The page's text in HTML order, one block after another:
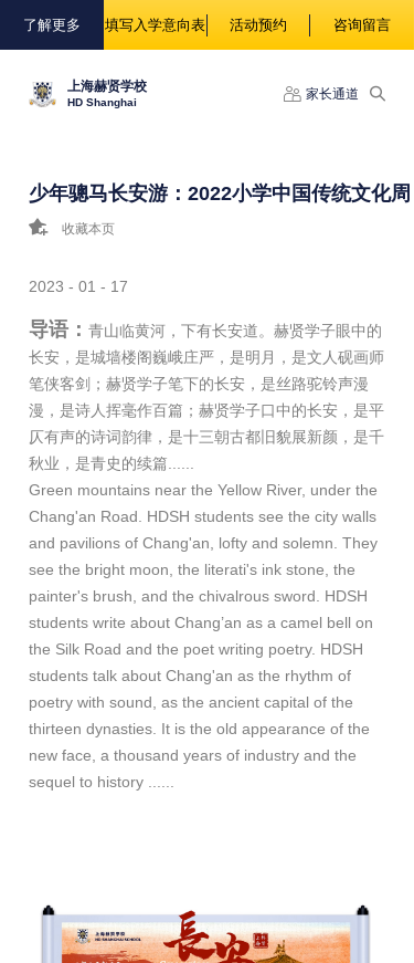
了解更多 填写入学意向表 活动预约 咨询留言
上海赫贤学校
HD Shanghai
家长通道
少年骢马长安游：2022小学中国传统文化周
收藏本页
2023 - 01 - 17
导语： 青山临黄河，下有长安道。赫贤学子眼中的
长安，是城墙楼阁巍峨庄严，是明月，是文人砚画师
笔侠客剑；赫贤学子笔下的长安，是丝路驼铃声漫
漫，是诗人挥毫作百篇；赫贤学子口中的长安，是平
仄有声的诗词韵律，是十三朝古都旧貌展新颜，是千
秋业，是青史的续篇......
Green mountains near the Yellow River, under the
Chang'an Road. HDSH students see the city walls
and pavilions of Chang'an, lofty and solemn. They
see the bright moon, the literati's ink stone, the
painter's brush, and the chivalrous sword. HDSH
students write about Chang’an as a camel bell on
the Silk Road and the poet writing poetry. HDSH
students talk about Chang'an as the rhythm of
poetry with sound, as the ancient capital of the
thirteen dynasties. It is the old appearance of the
new face, a thousand years of industry and the
sequel to history ......